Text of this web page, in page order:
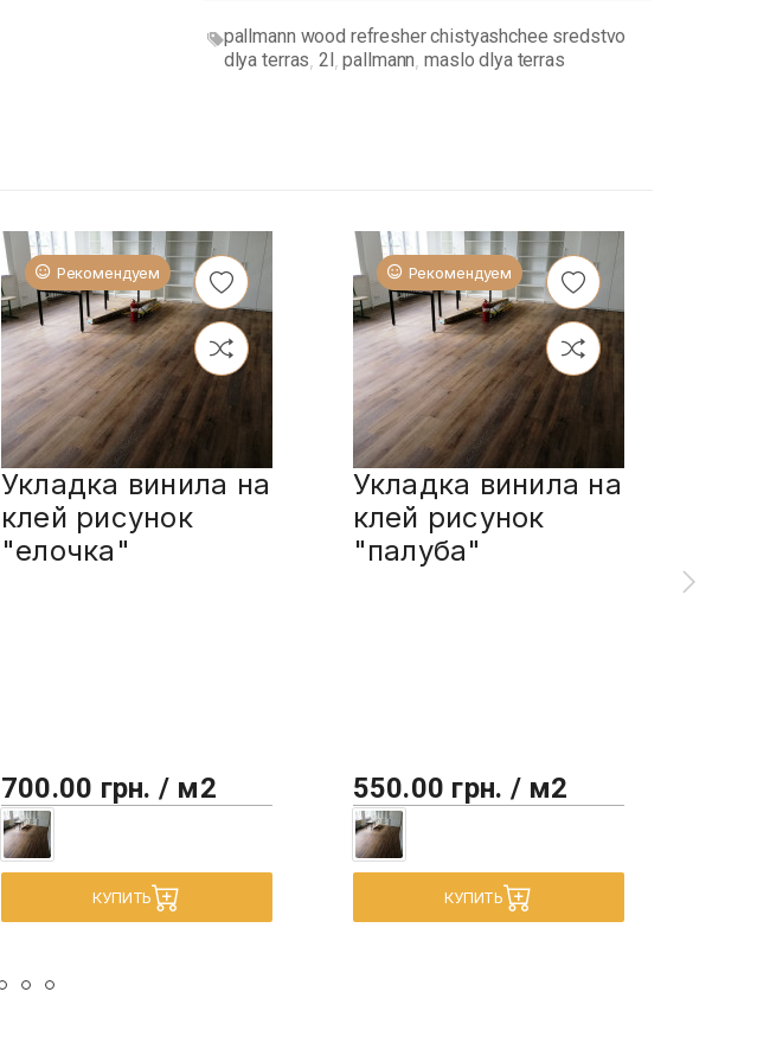
pallmann wood refresher chistyashchee sredstvo
dlya terras 2l ,pallmann ,maslo dlya terras
Рекомендуем
Укладка винила на
клей рисунок
"елочка"
700.00 грн. / м2
КУПИТЬ
Рекомендуем
Укладка винила на
клей рисунок
"палуба"
550.00 грн. / м2
КУПИТЬ